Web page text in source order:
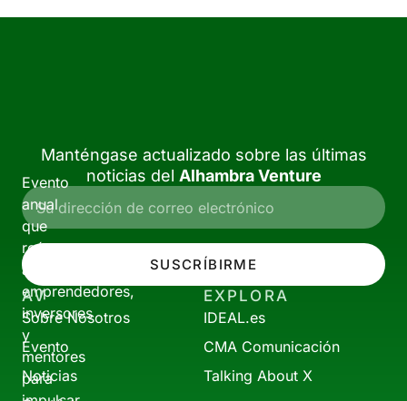
Evento
anual
que
reúne
a
emprendedores,
inversores
y
mentores
para
Manténgase actualizado sobre las últimas
noticias del Alhambra Venture
SUSCRÍBIRME
AV
Sobre Nosotros
Evento
Noticias
EXPLORA
IDEAL.es
CMA Comunicación
Talking About X